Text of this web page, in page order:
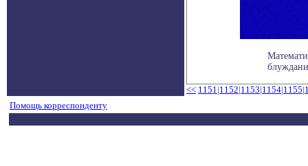
<< 1151|1152|1153|1154|1155|
Помощь корреспонденту